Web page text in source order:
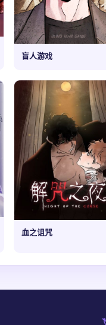
盲人游戏
血之诅咒